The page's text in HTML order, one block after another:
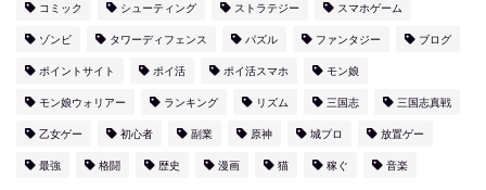
コミック シューティング ストラテジー スマホゲーム
ゾンビ タワーディフェンス パズル ファンタジー ブログ
ポイントサイト ポイ活 ポイ活スマホ モン娘
モン娘ウォリアー ランキング リズム 三国志 三国志真戦
乙女ゲー 初心者 副業 原神 城プロ 放置ゲー
最強 格闘 歴史 漫画 猫 稼ぐ 音楽